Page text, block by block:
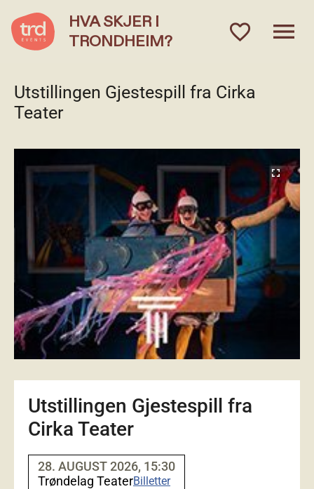
HVA SKJER I
TRONDHEIM?
favorite_outlinedmenu
Utstillingen Gjestespill fra Cirka
Teater
fullscreen
Utstillingen Gjestespill fra
Cirka Teater
28. AUGUST 2026, 15:30
Trøndelag TeaterBilletter